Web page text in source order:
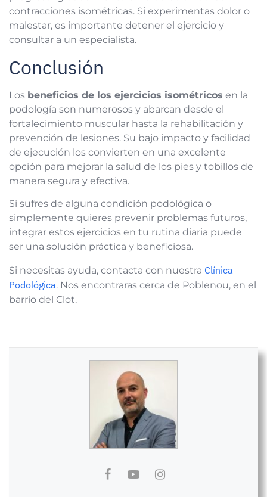
contracciones isométricas. Si experimentas dolor o
malestar, es importante detener el ejercicio y
consultar a un especialista.
Conclusión
Los beneficios de los ejercicios isométricos en la
podología son numerosos y abarcan desde el
fortalecimiento muscular hasta la rehabilitación y
prevención de lesiones. Su bajo impacto y facilidad
de ejecución los convierten en una excelente
opción para mejorar la salud de los pies y tobillos de
manera segura y efectiva.
Si sufres de alguna condición podológica o
simplemente quieres prevenir problemas futuros,
integrar estos ejercicios en tu rutina diaria puede
ser una solución práctica y beneficiosa.
Si necesitas ayuda, contacta con nuestra Clínica
Podológica. Nos encontraras cerca de Poblenou, en el
barrio del Clot.